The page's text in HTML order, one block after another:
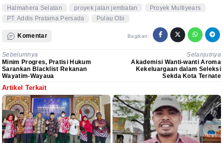
Halmahera Selatan proyek jalan jembatan
Proyek Multiyears
PT. Addis Pratama Persada
Pulau Obi
Komentar Bagikan:
Sebelumnya
Minim Progres, Pratisi Hukum
Sarankan Blacklist Rekanan
Wayatim-Wayaua
Selanjutnya
Akademisi Wanti-wanti Aroma
Kekeluargaan dalam Seleksi
Sekda Kota Ternate
Artikel Terkait